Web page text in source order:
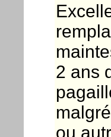
2 ans
ou